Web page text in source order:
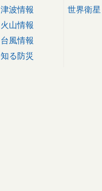
津波情報
火山情報
台風情報
知る防災
世界衛星